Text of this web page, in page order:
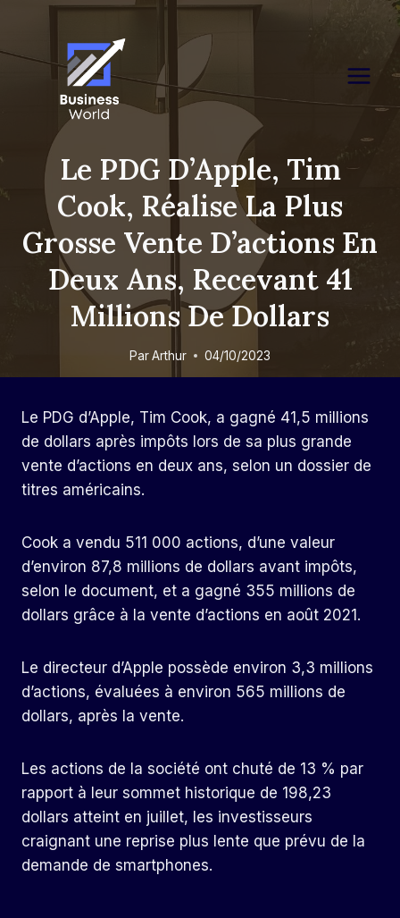
content
Le PDG D’Apple, Tim
Cook, Réalise La Plus
Grosse Vente D’actions En
Deux Ans, Recevant 41
Millions De Dollars
ParArthur 04/10/2023
Le PDG d’Apple, Tim Cook, a gagné 41,5 millions
de dollars après impôts lors de sa plus grande
vente d’actions en deux ans, selon un dossier de
titres américains.
Cook a vendu 511 000 actions, d’une valeur
d’environ 87,8 millions de dollars avant impôts,
selon le document, et a gagné 355 millions de
dollars grâce à la vente d’actions en août 2021.
Le directeur d’Apple possède environ 3,3 millions
d’actions, évaluées à environ 565 millions de
dollars, après la vente.
Les actions de la société ont chuté de 13 % par
rapport à leur sommet historique de 198,23
dollars atteint en juillet, les investisseurs
craignant une reprise plus lente que prévu de la
demande de smartphones.